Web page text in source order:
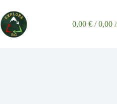
to
content
Shopping
0,00€ / 0,00